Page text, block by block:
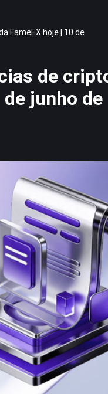
FameEX hoje | 10 de
de
de junho